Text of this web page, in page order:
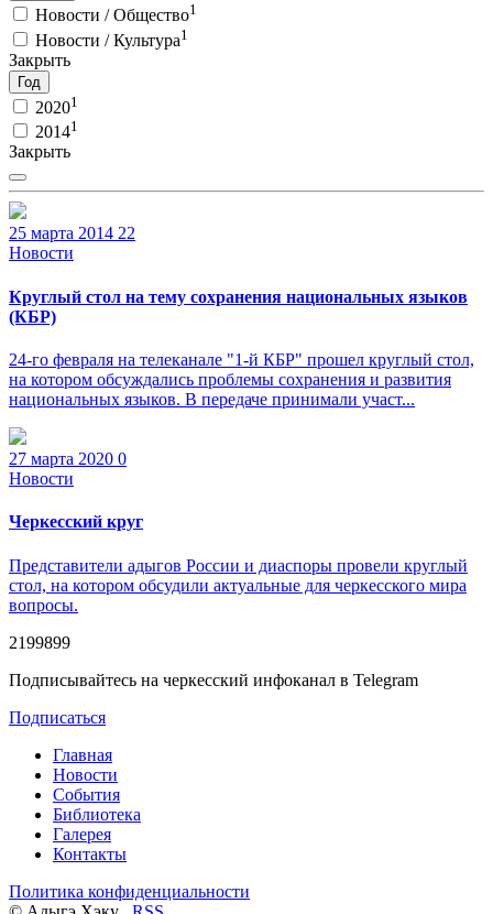
Новости / Общество1
Новости / Культура1
Закрыть
Год
20201
20141
Закрыть
25 марта 2014 22
Новости
Круглый стол на тему сохранения национальных языков
(КБР)
24-го февраля на телеканале "1-й КБР" прошел круглый стол,
на котором обсуждались проблемы сохранения и развития
национальных языков. В передаче принимали участ...
27 марта 2020 0
Новости
Черкесский круг
Представители адыгов России и диаспоры провели круглый
стол, на котором обсудили актуальные для черкесского мира
вопросы.
2199899
Подписывайтесь на черкесский инфоканал в Telegram
Подписаться
Главная
Новости
События
Библиотека
Галерея
Контакты
Политика конфиденциальности